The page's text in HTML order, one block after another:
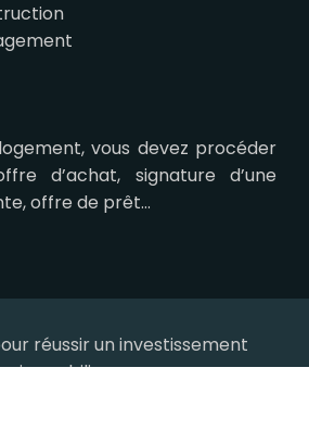
vous devez procéder
d’achat, signature d’une
offre de prêt…
réussir un investissement
immobilier.